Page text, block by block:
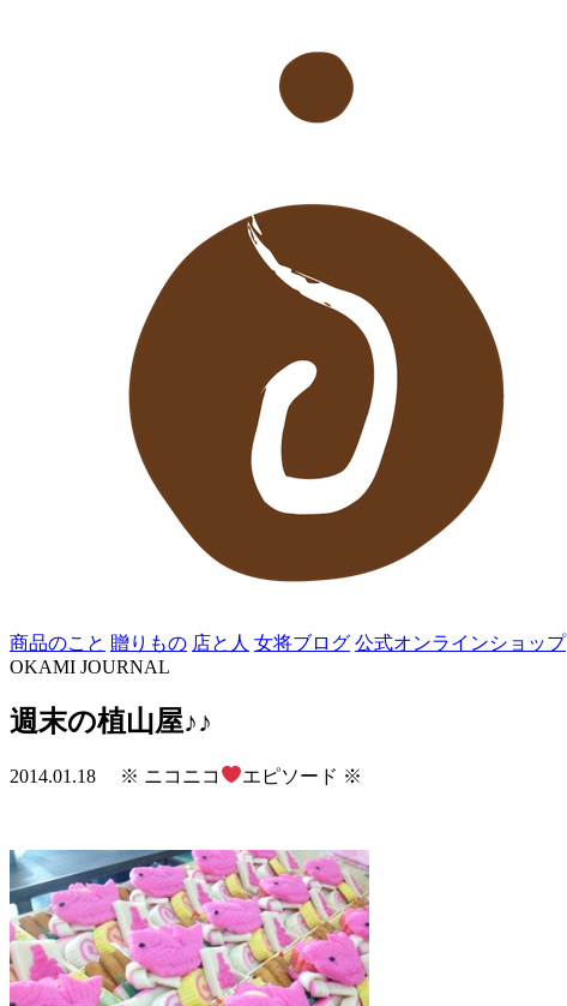
商品のこと 贈りもの 店と人 女将ブログ 公式オンラインショップ
OKAMI JOURNAL
週末の植山屋♪♪
2014.01.18 ※ ニコニコ エピソード ※